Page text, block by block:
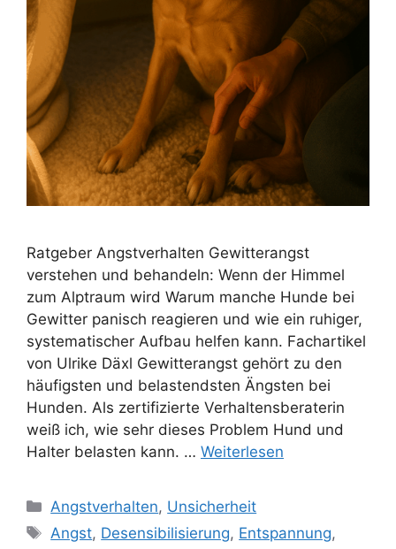
Ratgeber Angstverhalten Gewitterangst
verstehen und behandeln: Wenn der Himmel
zum Alptraum wird Warum manche Hunde bei
Gewitter panisch reagieren und wie ein ruhiger,
systematischer Aufbau helfen kann. Fachartikel
von Ulrike Däxl Gewitterangst gehört zu den
häufigsten und belastendsten Ängsten bei
Hunden. Als zertifizierte Verhaltensberaterin
weiß ich, wie sehr dieses Problem Hund und
Halter belasten kann. … Weiterlesen
Angstverhalten, Unsicherheit
Angst, Desensibilisierung, Entspannung,